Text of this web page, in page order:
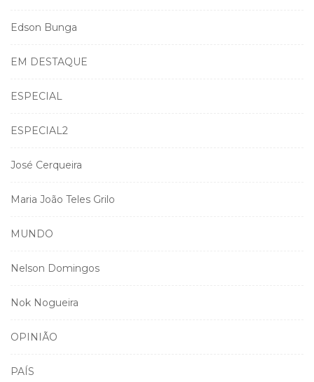
Edson Bunga
EM DESTAQUE
ESPECIAL
ESPECIAL2
José Cerqueira
Maria João Teles Grilo
MUNDO
Nelson Domingos
Nok Nogueira
OPINIÃO
PAÍS